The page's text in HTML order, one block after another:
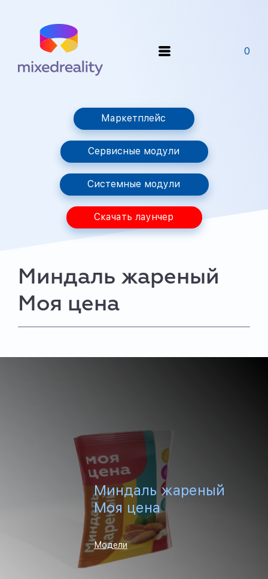
0
Маркетплейс
Сервисные модули
Системные модули
Скачать лаунчер
Миндаль жареный
Моя цена
Миндаль жареный
Моя цена
Модели